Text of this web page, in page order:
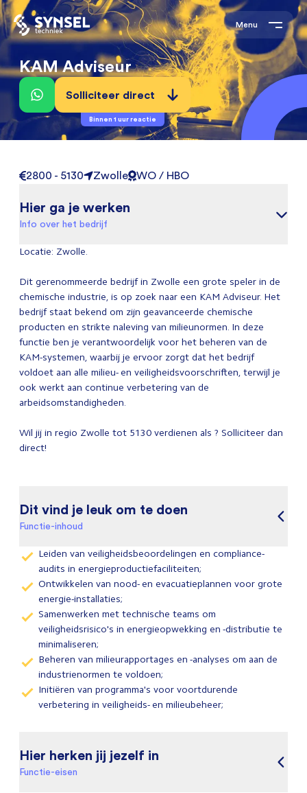
Menu
KAM Adviseur
Solliciteer direct
Binnen 1 uur reactie
2800 - 5130 Zwolle WO / HBO
Hier ga je werken
Info over het bedrijf
Locatie: Zwolle.
Dit gerenommeerde bedrijf in Zwolle een grote speler in de
chemische industrie, is op zoek naar een KAM Adviseur. Het
bedrijf staat bekend om zijn geavanceerde chemische
producten en strikte naleving van milieunormen. In deze
functie ben je verantwoordelijk voor het beheren van de
KAM-systemen, waarbij je ervoor zorgt dat het bedrijf
voldoet aan alle milieu- en veiligheidsvoorschriften, terwijl je
ook werkt aan continue verbetering van de
arbeidsomstandigheden.
Wil jij in regio Zwolle tot 5130 verdienen als ? Solliciteer dan
direct!
Dit vind je leuk om te doen
Functie-inhoud
Leiden van veiligheidsbeoordelingen en compliance-
audits in energieproductiefaciliteiten;
Ontwikkelen van nood- en evacuatieplannen voor grote
energie-installaties;
Samenwerken met technische teams om
veiligheidsrisico's in energieopwekking en -distributie te
minimaliseren;
Beheren van milieurapportages en -analyses om aan de
industrienormen te voldoen;
Initiëren van programma's voor voortdurende
verbetering in veiligheids- en milieubeheer;
Hier herken jij jezelf in
Functie-eisen